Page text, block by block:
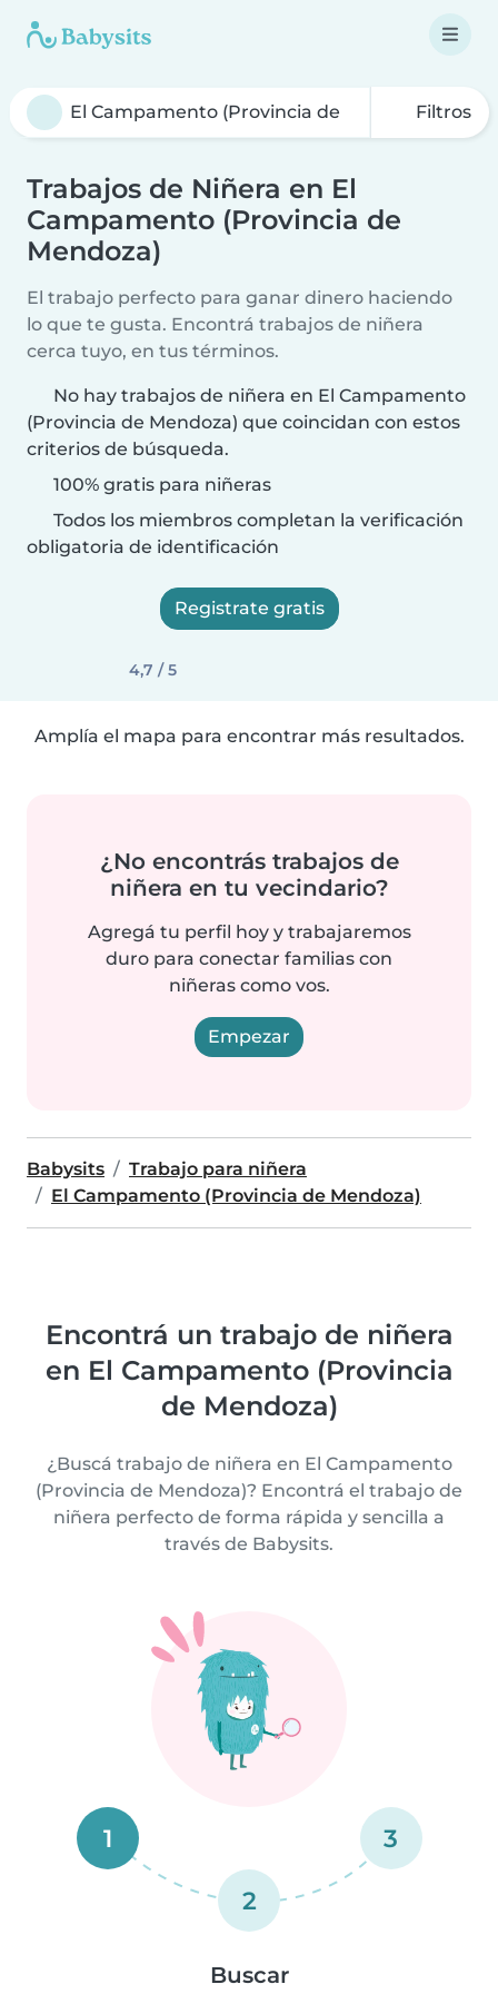
Filtros
Trabajos de Niñera en El
Campamento (Provincia de
Mendoza)
El trabajo perfecto para ganar dinero haciendo
lo que te gusta. Encontrá trabajos de niñera
cerca tuyo, en tus términos.
No hay trabajos de niñera en El Campamento
(Provincia de Mendoza) que coincidan con estos
criterios de búsqueda.
100% gratis para niñeras
Todos los miembros completan la verificación
obligatoria de identificación
Registrate gratis
4,7 / 5
Amplía el mapa para encontrar más resultados.
¿No encontrás trabajos de
niñera en tu vecindario?
Agregá tu perfil hoy y trabajaremos
duro para conectar familias con
niñeras como vos.
Empezar
Babysits
Trabajo para niñera
El Campamento (Provincia de Mendoza)
Encontrá un trabajo de niñera
en El Campamento (Provincia
de Mendoza)
¿Buscá trabajo de niñera en El Campamento
(Provincia de Mendoza)? Encontrá el trabajo de
niñera perfecto de forma rápida y sencilla a
través de Babysits.
1
2
3
Buscar